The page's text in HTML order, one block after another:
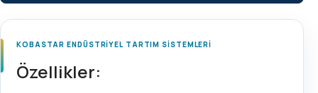
KOBASTAR ENDÜSTRİYEL TARTIM SİSTEMLERİ
Özellikler: